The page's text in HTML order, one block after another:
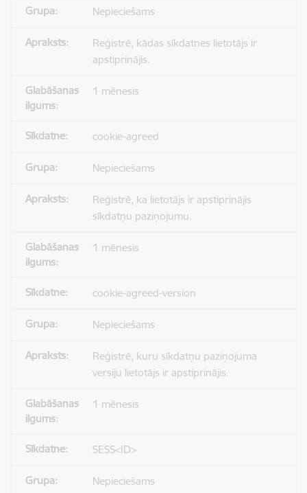
Nepieciešams
Reģistrē, kādas sīkdatnes lietotājs ir
apstiprinājis.
1 mēnesis
cookie-agreed
Nepieciešams
Reģistrē, ka lietotājs ir apstiprinājis
sīkdatņu paziņojumu.
1 mēnesis
cookie-agreed-version
Nepieciešams
Reģistrē, kuru sīkdatņu paziņojuma
versiju lietotājs ir apstiprinājis.
1 mēnesis
SESS<ID>
Nepieciešams